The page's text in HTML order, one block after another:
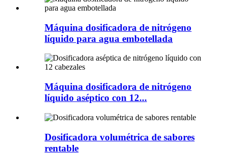
Máquina dosificadora de nitrógeno
líquido para agua embotellada
Máquina dosificadora de nitrógeno
líquido aséptico con 12...
Dosificadora volumétrica de sabores
rentable